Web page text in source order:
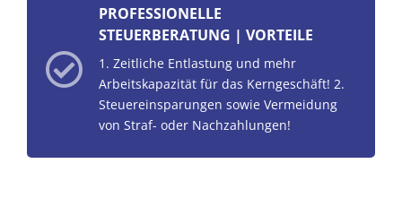
PROFESSIONELLE
STEUERBERATUNG | VORTEILE
1. Zeitliche Entlastung und mehr
Arbeitskapazität für das Kerngeschäft! 2.
Steuereinsparungen sowie Vermeidung
von Straf- oder Nachzahlungen!